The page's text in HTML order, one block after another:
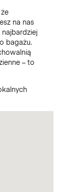
na nas
bagażu.
– to